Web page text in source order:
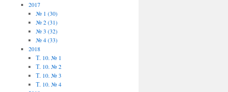
2017
№ 1 (30)
№ 2 (31)
№ 3 (32)
№ 4 (33)
2018
Т. 10. № 1
Т. 10. № 2
Т. 10. № 3
Т. 10. № 4